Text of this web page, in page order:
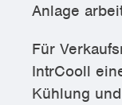
Anlage
Für
IntrCooll
Kühlung